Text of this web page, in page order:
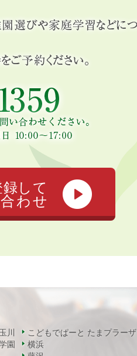
録して
わせ
川
園
こどもでぱーと たまプラーザ
横浜